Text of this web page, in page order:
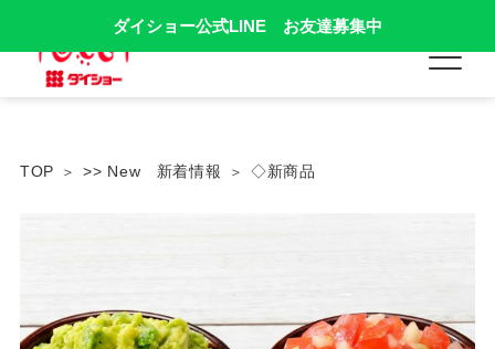
ダイショー公式LINE お友達募集中
TOP >> New 新着情報 ◇新商品